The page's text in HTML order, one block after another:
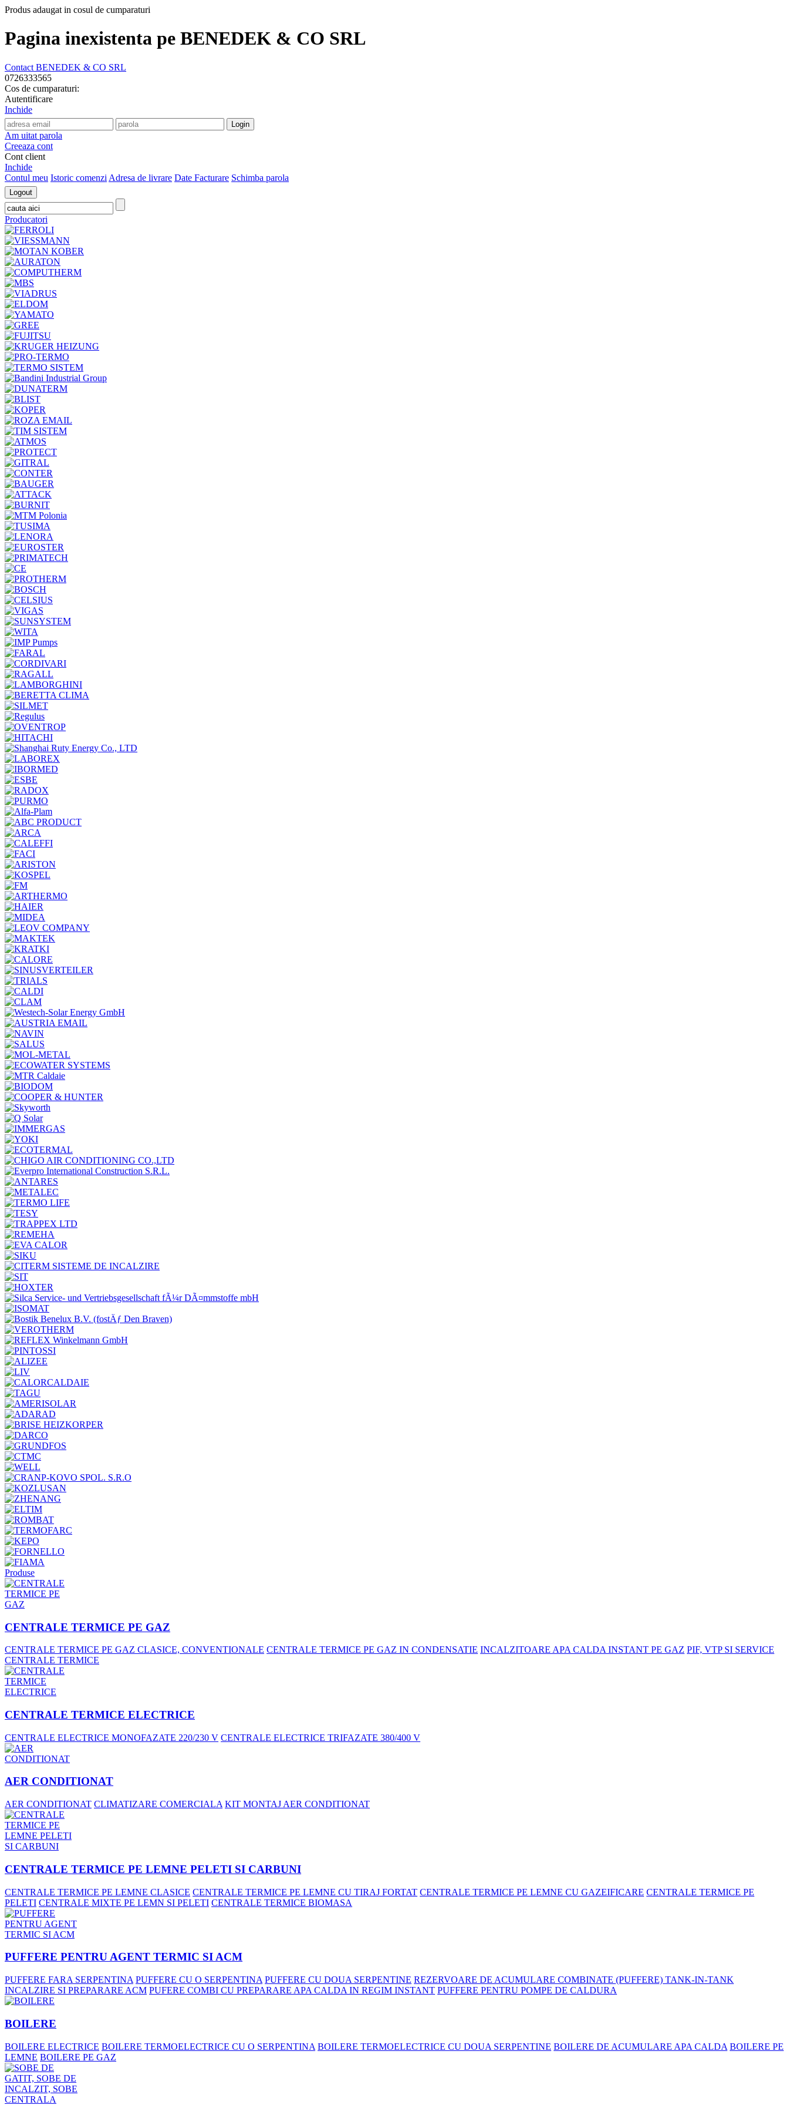
Produs adaugat in cosul de cumparaturi
Pagina inexistenta pe BENEDEK & CO SRL
Contact BENEDEK & CO SRL
0726333565
Cos de cumparaturi:
Autentificare
Inchide
Am uitat parola
Creeaza cont
Cont client
Inchide
Contul meu Istoric comenzi Adresa de livrare Date Facturare Schimba parola
Producatori
Produse
CENTRALE TERMICE PE GAZ
CENTRALE TERMICE PE GAZ CLASICE, CONVENTIONALE CENTRALE TERMICE PE GAZ IN CONDENSATIE INCALZITOARE APA CALDA INSTANT PE GAZ PIF, VTP SI SERVICE
CENTRALE TERMICE
CENTRALE TERMICE ELECTRICE
CENTRALE ELECTRICE MONOFAZATE 220/230 V CENTRALE ELECTRICE TRIFAZATE 380/400 V
AER CONDITIONAT
AER CONDITIONAT CLIMATIZARE COMERCIALA KIT MONTAJ AER CONDITIONAT
CENTRALE TERMICE PE LEMNE PELETI SI CARBUNI
CENTRALE TERMICE PE LEMNE CLASICE CENTRALE TERMICE PE LEMNE CU TIRAJ FORTAT CENTRALE TERMICE PE LEMNE CU GAZEIFICARE CENTRALE TERMICE PE
PELETI CENTRALE MIXTE PE LEMN SI PELETI CENTRALE TERMICE BIOMASA
PUFFERE PENTRU AGENT TERMIC SI ACM
PUFFERE FARA SERPENTINA PUFFERE CU O SERPENTINA PUFFERE CU DOUA SERPENTINE REZERVOARE DE ACUMULARE COMBINATE (PUFFERE) TANK-IN-TANK
INCALZIRE SI PREPARARE ACM PUFERE COMBI CU PREPARARE APA CALDA IN REGIM INSTANT PUFFERE PENTRU POMPE DE CALDURA
BOILERE
BOILERE ELECTRICE BOILERE TERMOELECTRICE CU O SERPENTINA BOILERE TERMOELECTRICE CU DOUA SERPENTINE BOILERE DE ACUMULARE APA CALDA BOILERE PE
LEMNE BOILERE PE GAZ